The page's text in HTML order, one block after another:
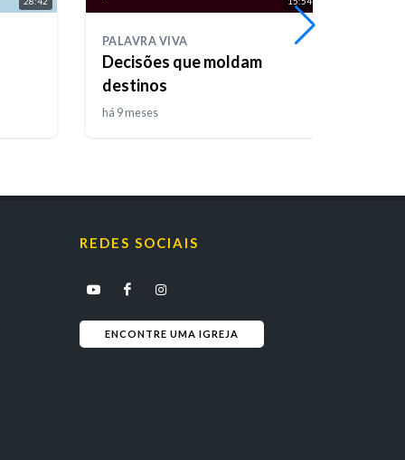
PALAVRA VIVA
Decisões que moldam
destinos
há 9 meses
REDES SOCIAIS
ENCONTRE UMA IGREJA